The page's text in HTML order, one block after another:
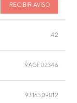
RECIBIR AVISO
42
9AGF02346
9316309012